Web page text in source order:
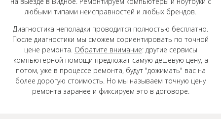
любыми типами неисправностей и любых брендов.
Диагностика неполадки проводится полностью бесплатно.
После диагностики мы сможем сориентировать по точной
цене ремонта. Обратите внимание: другие сервисы
компьютерной помощи предложат самую дешевую цену, а
потом, уже в процессе ремонта, будут "дожимать" вас на
более дорогую стоимость. Но мы называем точную цену
ремонта заранее и фиксируем это в договоре.